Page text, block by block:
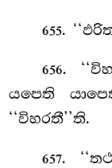
655.
656.
යපෙති
‘‘විහරතී’’ති.
657.